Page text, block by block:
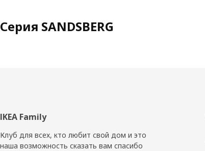
Серия SANDSBERG
Нижний
колонтитул
IKEA Family
Клуб для всех, кто любит свой дом и это
наша возможность сказать вам спасибо